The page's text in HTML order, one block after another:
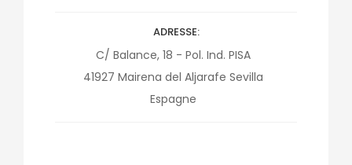
ADRESSE
C/ Balance, 18 - Pol. Ind. PISA
41927 Mairena del Aljarafe Sevilla
Espagne